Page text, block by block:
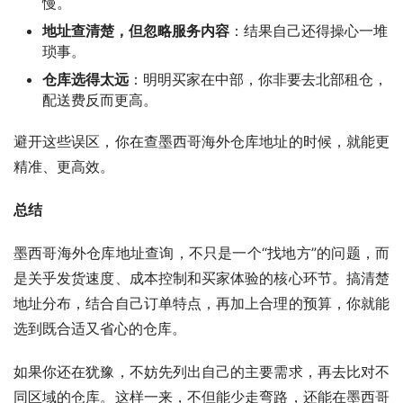
地址查清楚，但忽略服务内容 ：结果自己还得操心一堆
琐事。
仓库选得太远 ：明明买家在中部，你非要去北部租仓，
配送费反而更高。
避开这些误区，你在查墨西哥海外仓库地址的时候，就能更
精准、更高效。
总结
墨西哥海外仓库地址查询，不只是一个“找地方”的问题，而
是关乎发货速度、成本控制和买家体验的核心环节。搞清楚
地址分布，结合自己订单特点，再加上合理的预算，你就能
选到既合适又省心的仓库。
如果你还在犹豫，不妨先列出自己的主要需求，再去比对不
同区域的仓库。这样一来，不但能少走弯路，还能在墨西哥